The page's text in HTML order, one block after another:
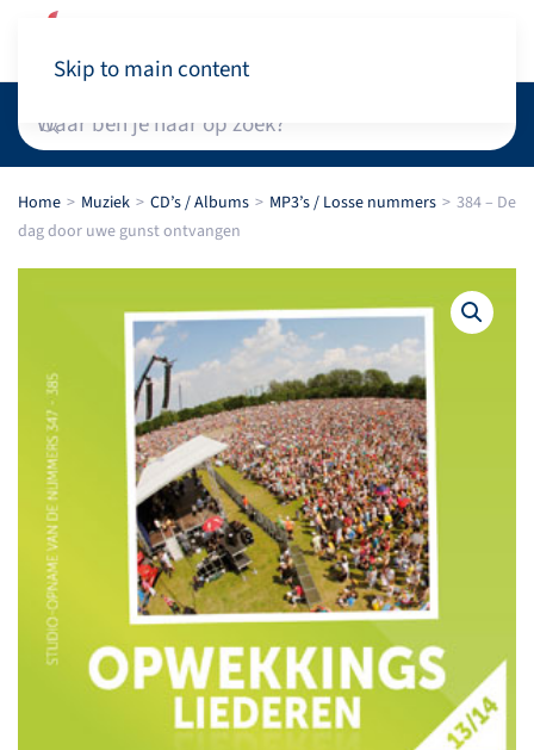
Skip to main content
Home Muziek CD’s / Albums MP3’s / Losse nummers
384 – De
dag door uwe gunst ontvangen